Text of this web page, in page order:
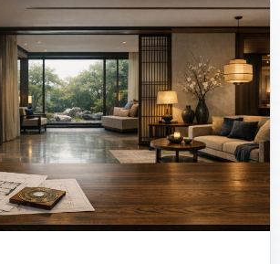
家居欣赏
装修设计
家居文化
创意家居